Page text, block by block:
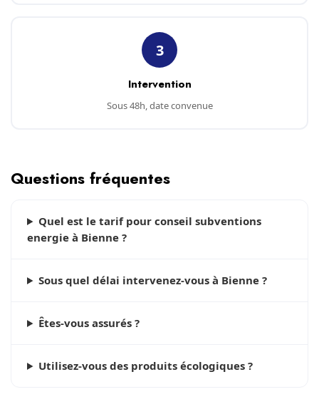
3
Intervention
Sous 48h, date convenue
Questions fréquentes
Quel est le tarif pour conseil subventions
energie à Bienne ?
Sous quel délai intervenez-vous à Bienne ?
Êtes-vous assurés ?
Utilisez-vous des produits écologiques ?